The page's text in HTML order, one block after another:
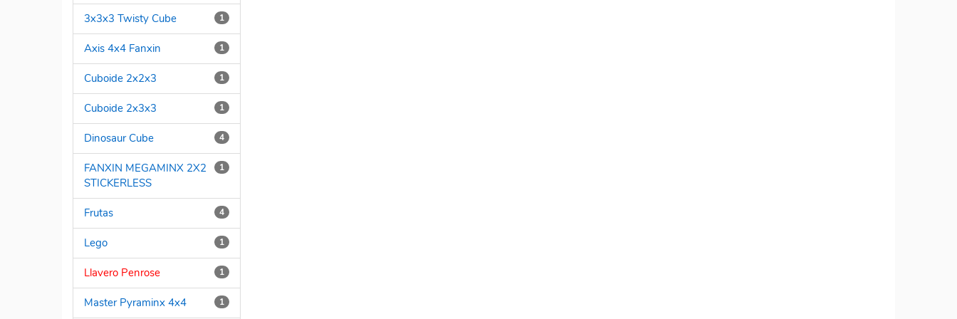
1
3x3x3 Twisty Cube
1
Axis 4x4 Fanxin
1
Cuboide 2x2x3
1
Cuboide 2x3x3
4
Dinosaur Cube
1
FANXIN MEGAMINX 2X2
STICKERLESS
4
Frutas
1
Lego
1
Llavero Penrose
1
Master Pyraminx 4x4